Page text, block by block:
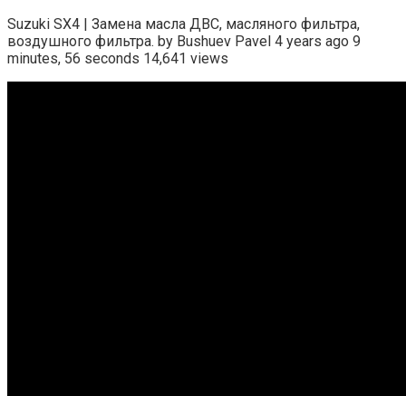
Suzuki SX4 | Замена масла ДВС, масляного фильтра,
воздушного фильтра. by Bushuev Pavel 4 years ago 9
minutes, 56 seconds 14,641 views